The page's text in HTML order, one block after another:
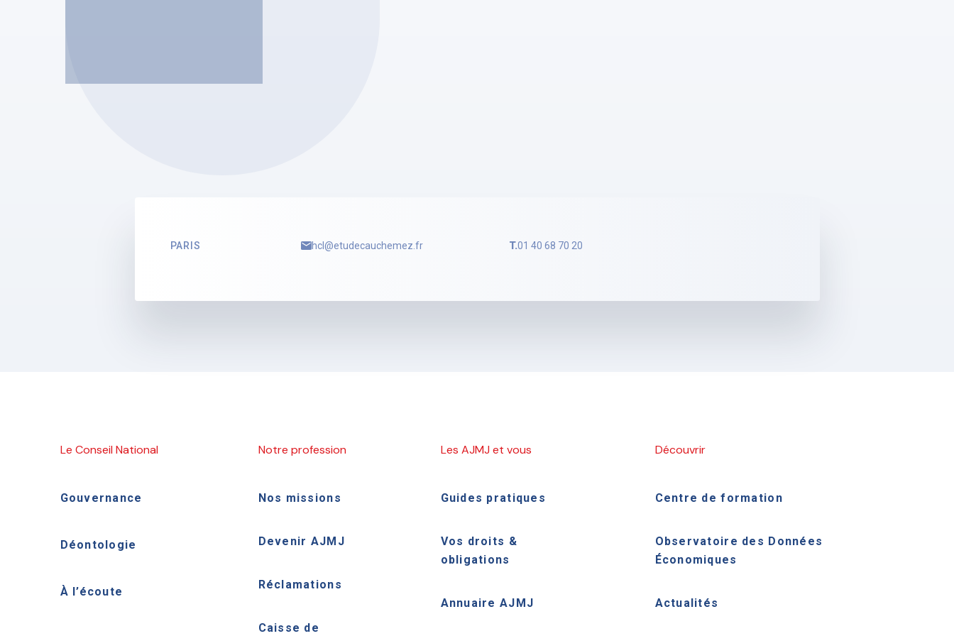
PARIS hcl@etudecauchemez.fr T.01 40 68 70 20
Le Conseil National
Gouvernance
Déontologie
À l’écoute
Notre profession
Nos missions
Devenir AJMJ
Réclamations
Caisse de
Les AJMJ et vous
Guides pratiques
Vos droits &
obligations
Annuaire AJMJ
Découvrir
Centre de formation
Observatoire des Données
Économiques
Actualités